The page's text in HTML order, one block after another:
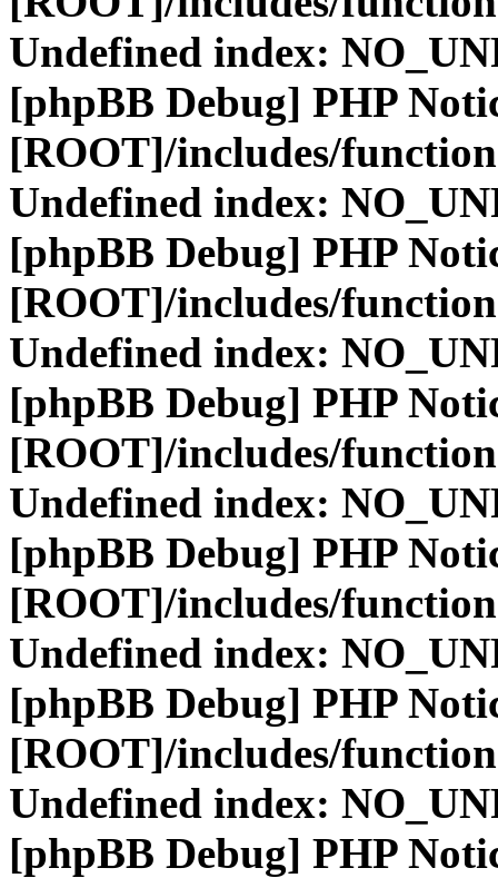
Undefined index:
[phpBB Debug] PHP
[ROOT]/includes/
Undefined index:
[phpBB Debug] PHP
[ROOT]/includes/
Undefined index:
[phpBB Debug] PHP
[ROOT]/includes/
Undefined index:
[phpBB Debug] PHP
[ROOT]/includes/
Undefined index:
[phpBB Debug] PHP
[ROOT]/includes/
Undefined index:
[phpBB Debug] PHP